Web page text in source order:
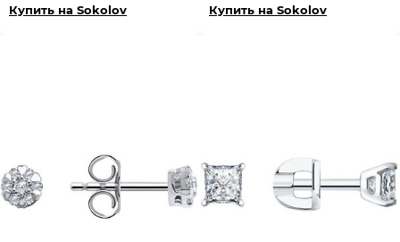
Купить на Sokolov Купить на Sokolov